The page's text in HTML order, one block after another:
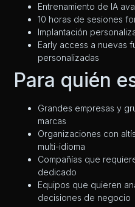
Entrenamiento de IA
10 horas de sesiones
Implantación
Early access a nuevas
personalizadas
Para quién
Grandes empresas y
marcas
Organizaciones con
multi-idioma
Compañías que
dedicado
Equipos que quieren
decisiones de negocio